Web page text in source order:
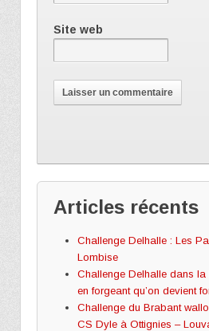
Site web
Articles récents
Challenge Delhalle : Les
Lombise
Challenge Delhalle dans la
en forgeant qu’on devient
Challenge du Brabant
CS Dyle à Ottignies –